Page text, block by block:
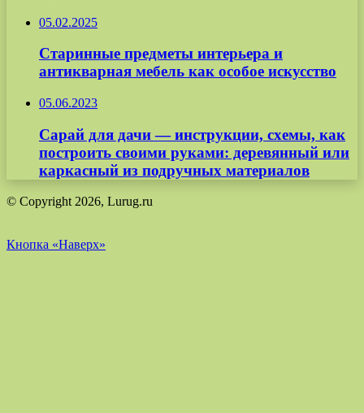
05.02.2025
Старинные предметы интерьера и
антикварная мебель как особое искусство
05.06.2023
Сарай для дачи — инструкции, схемы, как
построить своими руками: деревянный или
каркасный из подручных материалов
© Copyright 2026, Lurug.ru
Кнопка «Наверх»